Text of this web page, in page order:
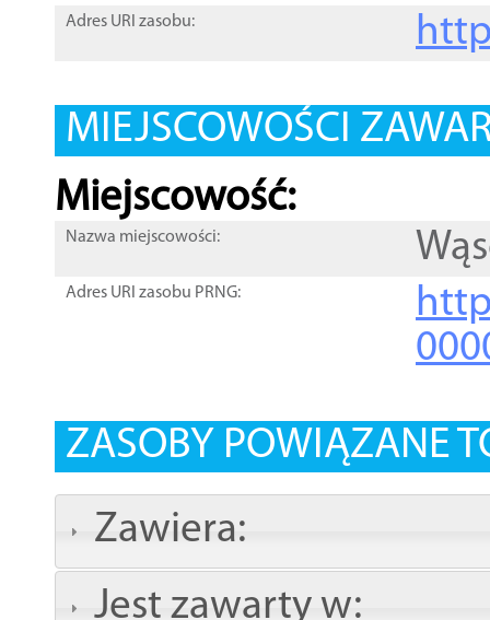
Adres URI zasobu:
MIEJSCOWOŚCI
Miejscowość:
Nazwa miejscowości:
Adres URI zasobu PRNG:
ZASOBY POWIĄZANE
Zawiera:
Jest zawarty w: